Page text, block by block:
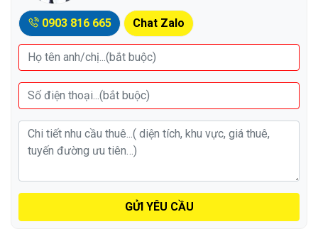
0903 816 665 Chat Zalo
GỬI YÊU CẦU